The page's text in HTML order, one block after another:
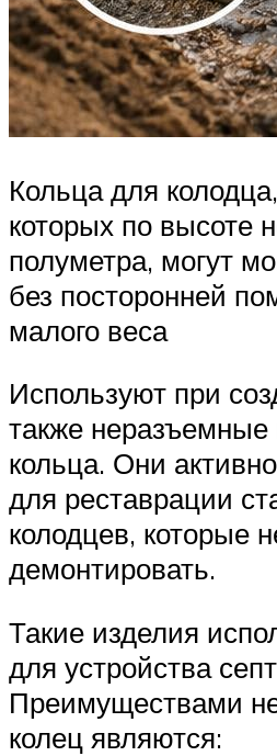
Кольца для
которых по высоте
полуметра, могут
без посторонней
малого веса
Используют при
также неразъемные
кольца. Они
для реставрации
колодцев, которые
демонтировать.
Такие изделия
для устройства
Преимуществами
колец являются: